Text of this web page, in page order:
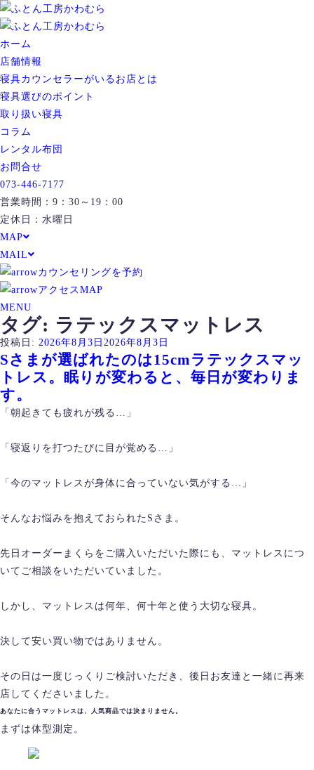
ホーム
店舗情報
寝具カウンセラーがいるお店とは
寝具選びのポイント
取り扱い寝具
コラム
レンタル布団
お問合せ
073-446-7177
営業時間：9：30～19：00
定休日：水曜日
MAP
MAIL
カウンセリングを予約
アクセスMAP
MENU
タグ: ラテックスマットレス
投稿日: 2026年8月3日 2026年8月3日
Sさまが選ばれたのは15cmラテックスマッ
トレス。眠りが変わると、毎日が変わりま
す。
「朝起きても疲れが残る…」
「寝返りを打つたびに目が覚める…」
「今のマットレスが身体に合っていない気がする…」
そんなお悩みを抱えておられたSさま。
先日オーダーまくらをご購入いただいた際にも、マットレスにつ
いてご相談をいただいていました。
しかし、マットレスは何年、何十年と使う大切な寝具。
決して安い買い物ではありません。
その日は一度じっくりご検討いただき、後日お友達と一緒に再来
店してくださいました。
あなたに合うマットレスは、人気商品では決まりません。
まずは体型測定。